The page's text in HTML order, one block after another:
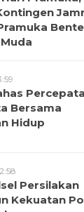
Bersama
Hidup
Persilakan
Kekuatan